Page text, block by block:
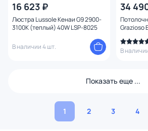
16 623 ₽
Люстра Lussole Кенаи G9 2900-
3100К (теплый) 40W LSP-8025
В наличии 4 шт.
34
В
Показать еще ...
1 2 3 4